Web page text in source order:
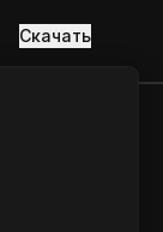
Скачать